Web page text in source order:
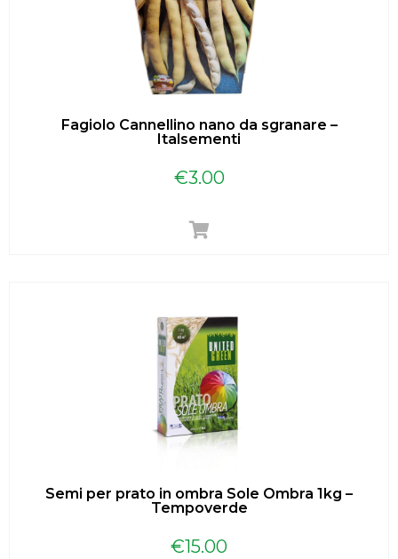
Fagiolo Cannellino nano da sgranare –
Italsementi
€3.00
Semi per prato in ombra Sole Ombra 1kg –
Tempoverde
€15.00